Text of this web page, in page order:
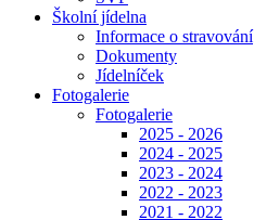
Školní jídelna
Informace o stravování
Dokumenty
Jídelníček
Fotogalerie
Fotogalerie
2025 - 2026
2024 - 2025
2023 - 2024
2022 - 2023
2021 - 2022